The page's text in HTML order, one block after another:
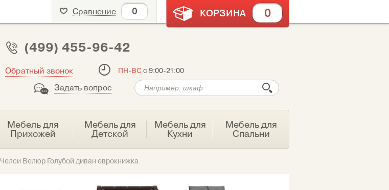
Сравнение 0 КОРЗИНА 0
(499) 455-96-42
Обратный звонок ПН-ВСс 9:00-21:00
Задать вопрос
Мебель для
Прихожей
Мебель для
Детской
Мебель для
Кухни
Мебель для
Спальни
Челси Велюр Голубой диван еврокнижка